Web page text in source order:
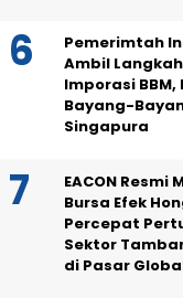
Pemerimtah
Ambil
Imporasi
Bayang-
Singapura
EACON Resmi
Bursa Efek
Percepat
Sektor
di Pasar